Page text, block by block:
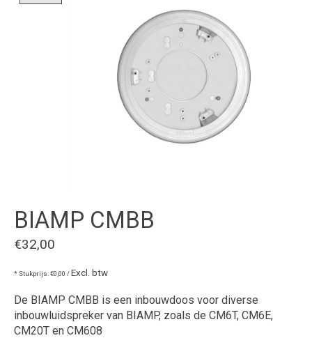
BIAMP CMBB
€32,00
* Stukprijs: €0,00 /Excl. btw
De BIAMP CMBB is een inbouwdoos voor diverse
inbouwluidspreker van BIAMP, zoals de CM6T, CM6E,
CM20T en CM608